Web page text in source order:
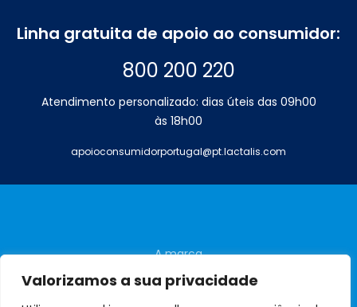
Valorizamos a sua privacidade
Linha gratuita de apoio ao consumidor:
800 200 220
Atendimento personalizado: dias úteis das 09h00
às 18h00
apoioconsumidorportugal@pt.lactalis.com
A marca
Perguntas frequentes
Contactos